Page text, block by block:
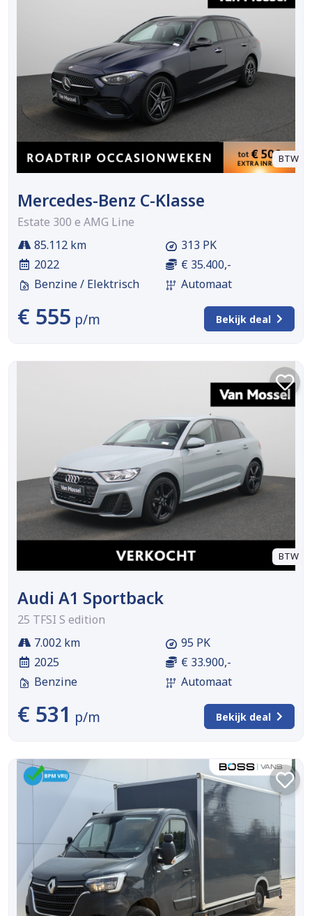
BTW
Mercedes-Benz C-Klasse
Estate 300 e AMG Line
85.112 km
2022
Benzine / Elektrisch
313 PK
€ 35.400,-
Automaat
€ 555 p/m Bekijk deal
BTW
Audi A1 Sportback
25 TFSI S edition
7.002 km
2025
Benzine
95 PK
€ 33.900,-
Automaat
€ 531 p/m Bekijk deal